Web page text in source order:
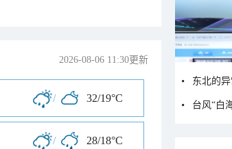
2026-08-06 11:30更新
/ 32/19°C
/ 28/18°C
东北的
台风“白